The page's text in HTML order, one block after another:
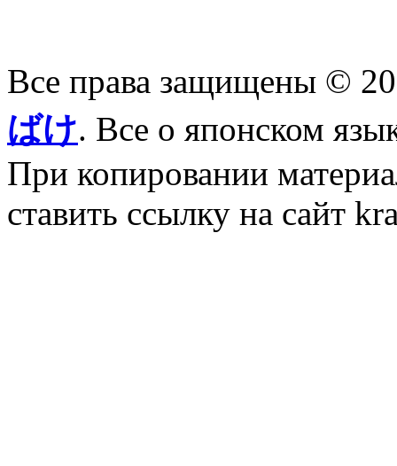
Все права защищены ©
ばけ. Все о японском
При копировании
ставить ссылку на сайт